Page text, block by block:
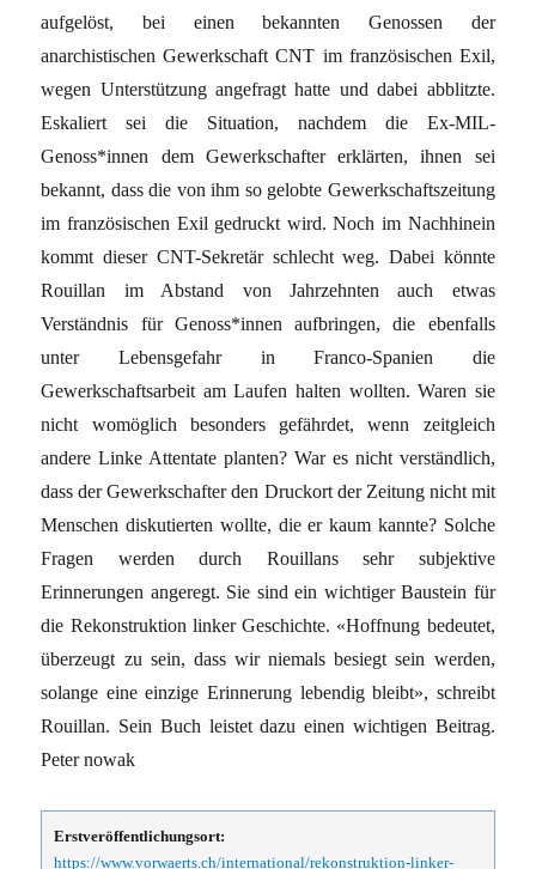
aufgelöst, bei einen bekannten Genossen der
anarchistischen Gewerkschaft CNT im französischen Exil,
wegen Unterstützung angefragt hatte und dabei abblitzte.
Eskaliert sei die Situation, nachdem die Ex-MIL-
Genoss*innen dem Gewerkschafter erklärten, ihnen sei
bekannt, dass die von ihm so gelobte Gewerkschaftszeitung
im französischen Exil gedruckt wird. Noch im Nachhinein
kommt dieser CNT-Sekretär schlecht weg. Dabei könnte
Rouillan im Abstand von Jahrzehnten auch etwas
Verständnis für Genoss*innen aufbringen, die ebenfalls
unter Lebensgefahr in Franco-Spanien die
Gewerkschaftsarbeit am Laufen halten wollten. Waren sie
nicht womöglich besonders gefährdet, wenn zeitgleich
andere Linke Attentate planten? War es nicht verständlich,
dass der Gewerkschafter den Druckort der Zeitung nicht mit
Menschen diskutierten wollte, die er kaum kannte? Solche
Fragen werden durch Rouillans sehr subjektive
Erinnerungen angeregt. Sie sind ein wichtiger Baustein für
die Rekonstruktion linker Geschichte. «Hoffnung bedeutet,
überzeugt zu sein, dass wir niemals besiegt sein werden,
solange eine einzige Erinnerung lebendig bleibt», schreibt
Rouillan. Sein Buch leistet dazu einen wichtigen Beitrag.
Peter nowak
Erstveröffentlichungsort:
https://www.vorwaerts.ch/international/rekonstruktion-linker-